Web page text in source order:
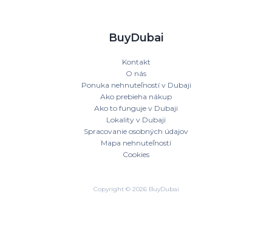
BuyDubai
Kontakt
O nás
Ponuka nehnuteľností v Dubaji
Ako prebieha nákup
Ako to funguje v Dubaji
Lokality v Dubaji
Spracovanie osobných údajov
Mapa nehnuteľností
Cookies
Copyright © 2026 BuyDubai